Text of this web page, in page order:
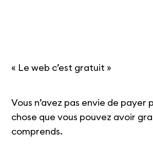
« Le web c’est gratuit »
Vous n’avez pas envie de payer
chose que vous pouvez avoir
comprends.